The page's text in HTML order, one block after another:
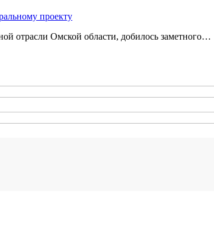
проекту
отрасли Омской области, добилось заметного…